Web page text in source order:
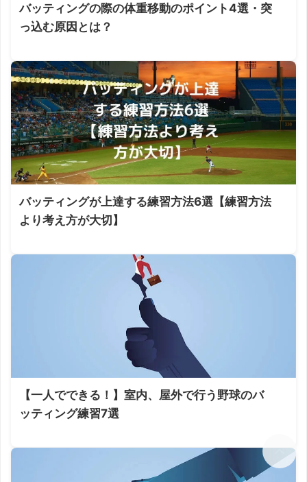
バッティングの際の体重移動のポイント4選・突
っ込む原因とは？
バッティングが上達する練習方法6選【練習方法
より考え方が大切】
【一人でできる！】室内、屋外で行う野球のバ
ッティング練習7選